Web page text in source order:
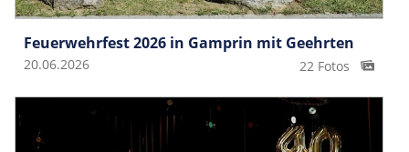
Feuerwehrfest 2026 in Gamprin mit Geehrten
20.06.2026 22 Fotos